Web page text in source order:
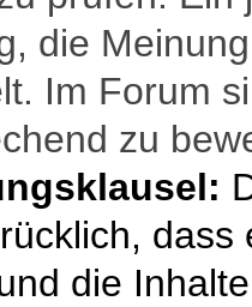
die
Im Forum
zu
die